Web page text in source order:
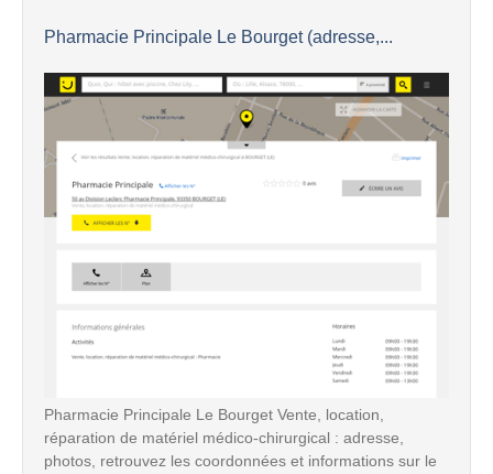
Pharmacie Principale Le Bourget (adresse,...
Pharmacie Principale Le Bourget Vente, location,
réparation de matériel médico-chirurgical : adresse,
photos, retrouvez les coordonnées et informations sur le